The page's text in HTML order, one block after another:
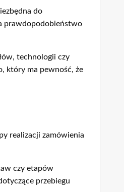
do
prawdopodobieństwo
technologii czy
który ma pewność, że
realizacji zamówienia
czy etapów
przebiegu